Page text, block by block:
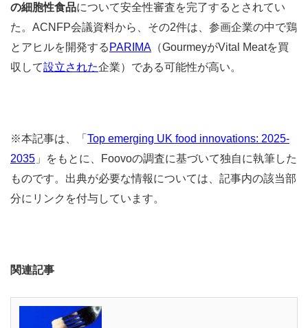
の細胞性食品について安全性審査を完了するとされてい
た。ACNFP会議資料から、その2件は、参画企業の中で鶏
とアヒルを開発する PARIMA （GourmeyがVital Meatを買
収して設立された企業）である可能性が高い。
※本記事は、「 Top emerging UK food innovations: 2025-
2035 」をもとに、Foovoの調査に基づいて独自に執筆した
ものです。出典が必要な情報については、記事内の該当部
分にリンクを付与しています。
関連記事